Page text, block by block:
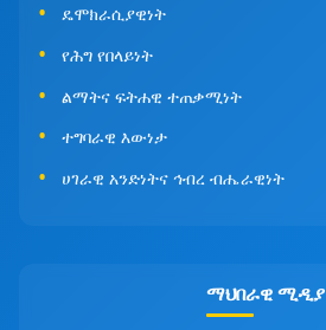
ዴሞክራሲያዊነት
የሕግ የበላይነት
ልማትና ፍትሐዊ ተጠቃሚነት
ተግባራዊ እውነታ
ሀገራዊ አንድነትና ኅብረ ብሔራዊነት
ማህበራዊ ሚዲያ